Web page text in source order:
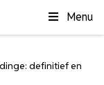
Menu
definitief en